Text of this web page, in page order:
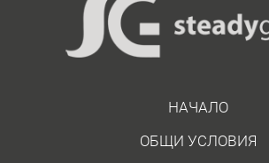
НАЧАЛО
ОБЩИ УСЛОВИЯ